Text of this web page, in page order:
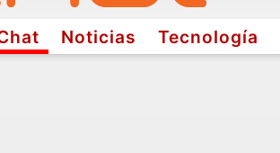
Noticias Tecnología